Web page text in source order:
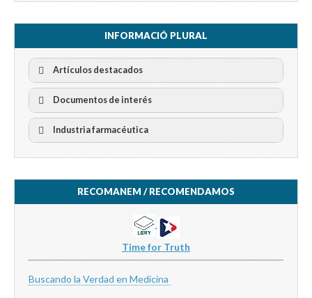
INFORMACIÓ PLURAL
Artículos destacados
Documentos de interés
Industria farmacéutica
RECOMANEM / RECOMENDAMOS
Time for Truth
Buscando la Verdad en Medicina